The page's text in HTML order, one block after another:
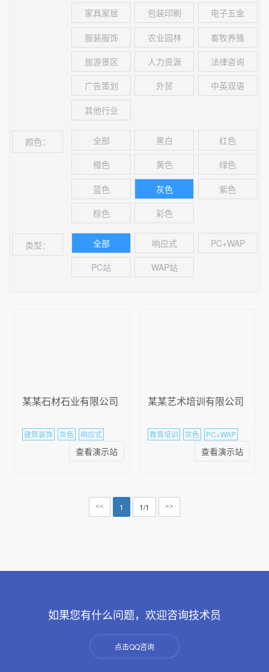
家具家居 包装印刷 电子五金
服装服饰 农业园林 畜牧养殖
旅游景区 人力资源 法律咨询
广告策划 外贸 中英双语
其他行业
颜色： 全部 黑白 红色
橙色 黄色 绿色
蓝色 灰色 紫色
棕色 彩色
类型： 全部 响应式 PC+WAP
PC站 WAP站
某某石材石业有限公司
建筑装饰 灰色 响应式
查看演示站
某某艺术培训有限公司
教育培训 灰色 PC+WAP
查看演示站
<< 1 1/1 >>
如果您有什么问题，欢迎咨询技术员
点击QQ咨询